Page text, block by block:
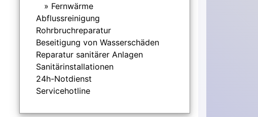
Fernwärme
Abflussreinigung
Rohrbruchreparatur
Beseitigung von Wasserschäden
Reparatur sanitärer Anlagen
Sanitärinstallationen
24h-Notdienst
Servicehotline